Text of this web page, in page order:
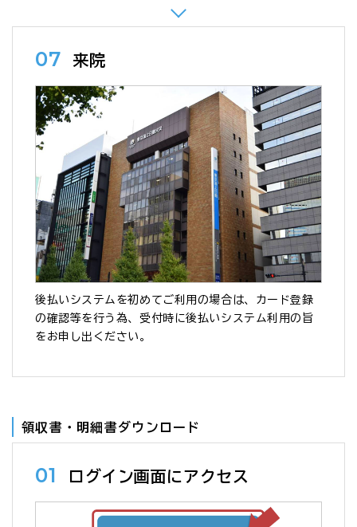
07 来院
後払いシステムを初めてご利用の場合は、カード登録
の確認等を行う為、受付時に後払いシステム利用の旨
をお申し出ください。
領収書・明細書ダウンロード
01 ログイン画面にアクセス